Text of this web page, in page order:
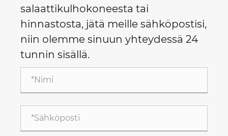
salaattikulhokoneesta tai
hinnastosta, jätä meille sähköpostisi,
niin olemme sinuun yhteydessä 24
tunnin sisällä.